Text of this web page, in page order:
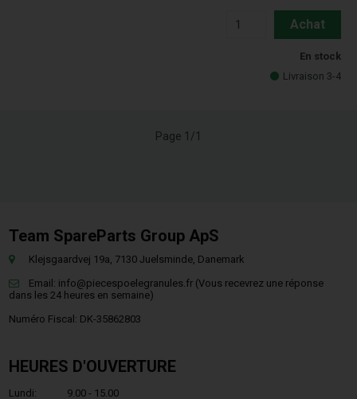
Achat
En stock
Livraison 3-4
Page 1/1
Team SpareParts Group ApS
Klejsgaardvej 19a, 7130 Juelsminde, Danemark
Email: info@piecespoelegranules.fr (Vous recevrez une réponse
dans les 24 heures en semaine)
Numéro Fiscal: DK-35862803
HEURES D'OUVERTURE
Lundi: 9.00 - 15.00